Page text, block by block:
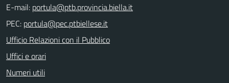
E-mail:
PEC:
Ufficio Relazioni con il Pubblico
Uffici e orari
Numeri utili